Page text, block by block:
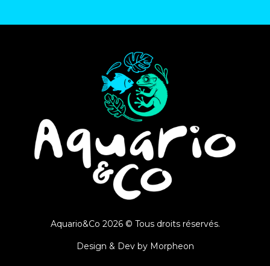
Aquario&Co 2026 © Tous droits réservés.
Design & Dev by Morpheon